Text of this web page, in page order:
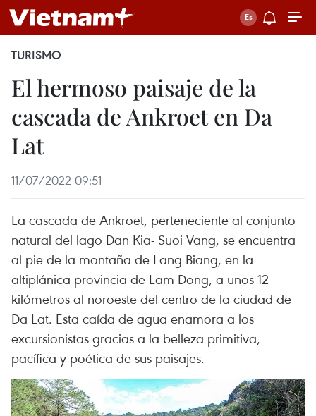
TURISMO
El hermoso paisaje de la
cascada de Ankroet en Da
Lat
11/07/2022 09:51
La cascada de Ankroet, perteneciente al conjunto
natural del lago Dan Kia- Suoi Vang, se encuentra
al pie de la montaña de Lang Biang, en la
altiplánica provincia de Lam Dong, a unos 12
kilómetros al noroeste del centro de la ciudad de
Da Lat. Esta caída de agua enamora a los
excursionistas gracias a la belleza primitiva,
pacífica y poética de sus paisajes.